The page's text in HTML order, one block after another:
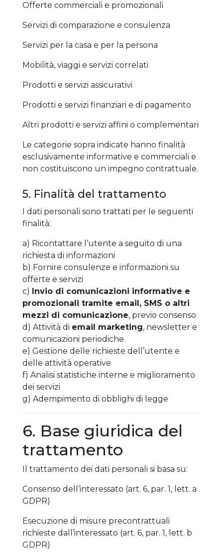
Offerte commerciali e promozionali
Servizi di comparazione e consulenza
Servizi per la casa e per la persona
Mobilità, viaggi e servizi correlati
Prodotti e servizi assicurativi
Prodotti e servizi finanziari e di pagamento
Altri prodotti e servizi affini o complementari
Le categorie sopra indicate hanno finalità
esclusivamente informative e commerciali e
non costituiscono un impegno contrattuale.
5. Finalità del trattamento
I dati personali sono trattati per le seguenti
finalità:
a) Ricontattare l’utente a seguito di una
richiesta di informazioni
b) Fornire consulenze e informazioni su
offerte e servizi
c) Invio di comunicazioni informative e
promozionali tramite email, SMS o altri
mezzi di comunicazione, previo consenso
d) Attività di email marketing, newsletter e
comunicazioni periodiche
e) Gestione delle richieste dell’utente e
delle attività operative
f) Analisi statistiche interne e miglioramento
dei servizi
g) Adempimento di obblighi di legge
6. Base giuridica del
trattamento
Il trattamento dei dati personali si basa su:
Consenso dell’interessato (art. 6, par. 1, lett. a
GDPR)
Esecuzione di misure precontrattuali
richieste dall’interessato (art. 6, par. 1, lett. b
GDPR)